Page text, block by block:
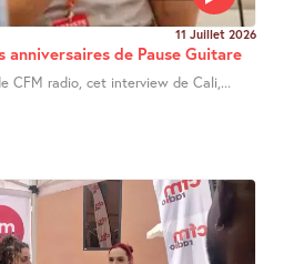
11 Juillet 2026
anniversaires de Pause Guitare
CFM radio, cet interview de Cali,...